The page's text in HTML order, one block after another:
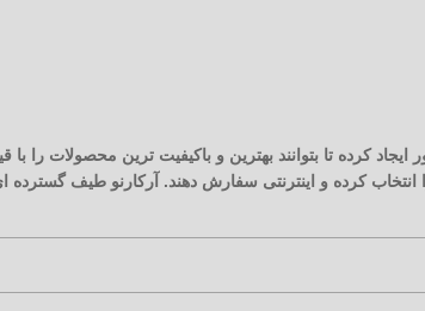
کرده تا بتوانند بهترین و باکیفیت ترین محصولات را
کرده و اینترنتی سفارش دهند. آرکارنو طیف